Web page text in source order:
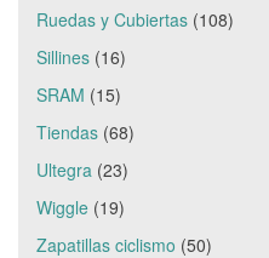
Ruedas y Cubiertas (108)
Sillines (16)
SRAM (15)
Tiendas (68)
Ultegra (23)
Wiggle (19)
Zapatillas ciclismo (50)